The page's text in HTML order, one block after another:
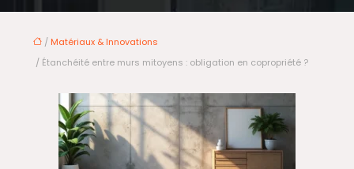
/ Matériaux & Innovations
/ Étanchéité entre murs mitoyens : obligation en copropriété ?